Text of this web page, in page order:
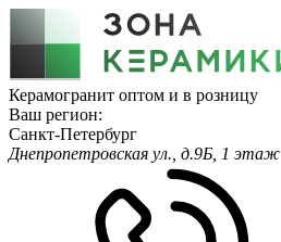
Керамогранит оптом и в розницу
Ваш регион:
Санкт-Петербург
Днепропетровская ул., д.9Б, 1 этаж